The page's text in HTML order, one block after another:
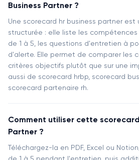
Business Partner ?
Une scorecard hr business partner
structurée : elle liste les
de 1 à 5, les questions d'entretien à
d'alerte. Elle permet de comparer les
critères objectifs plutôt que sur une
aussi de scorecard hrbp, scorecard
scorecard partenaire rh.
Comment utiliser cette scorecard
Partner ?
Téléchargez-la en PDF, Excel ou